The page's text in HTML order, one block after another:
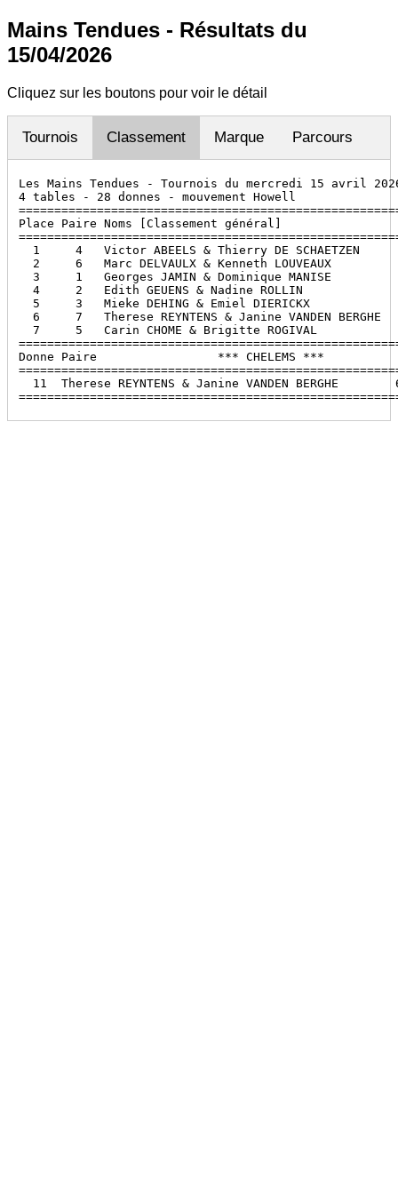
Mains Tendues - Résultats du
15/04/2026
Cliquez sur les boutons pour voir le détail
Tournois Classement Marque Parcours
Les Mains Tendues - Tournois du mercredi 15 avril
4 tables - 28 donnes - mouvement Howell
Place Paire Noms [Classement général]
1     4   Victor ABEELS & Thierry DE SCHAETZEN
2     6   Marc DELVAULX & Kenneth LOUVEAUX
3     1   Georges JAMIN & Dominique MANISE
4     2   Edith GEUENS & Nadine ROLLIN
5     3   Mieke DEHING & Emiel DIERICKX
6     7   Therese REYNTENS & Janine VANDEN BERGHE
7     5   Carin CHOME & Brigitte ROGIVAL
Donne Paire                 *** CHELEMS ***
11  Therese REYNTENS & Janine VANDEN BERGHE